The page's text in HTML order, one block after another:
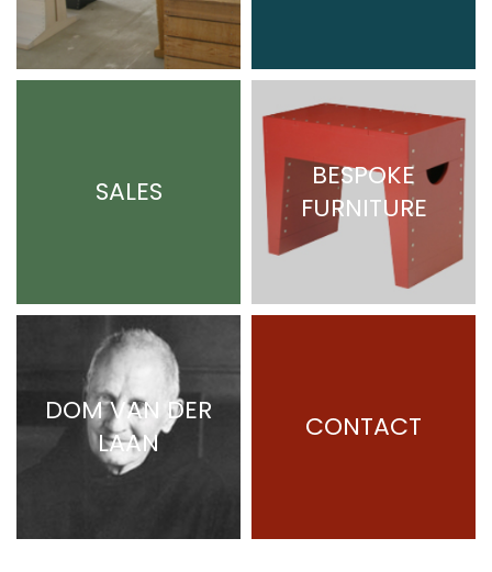
SALES
BESPOKE
FURNITURE
DOM VAN DER
LAAN
CONTACT